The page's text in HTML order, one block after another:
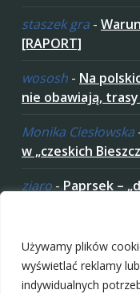
Używamy plików
wyświetlać reklamy
indywidualnych
staszek gra -
[RAPORT]
wososh - Na
nie obawiają,
Monika Ciesłowska
w „czeskich
ziaro - Paprsek –